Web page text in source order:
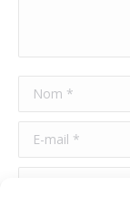
Nom *
E-mail *
Site Web